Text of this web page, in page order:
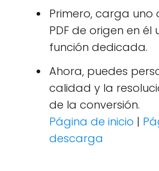
Primero, carga uno
PDF de origen en él
función dedicada.
Ahora, puedes
calidad y la
de la conversión.
Página de inicio |
descarga